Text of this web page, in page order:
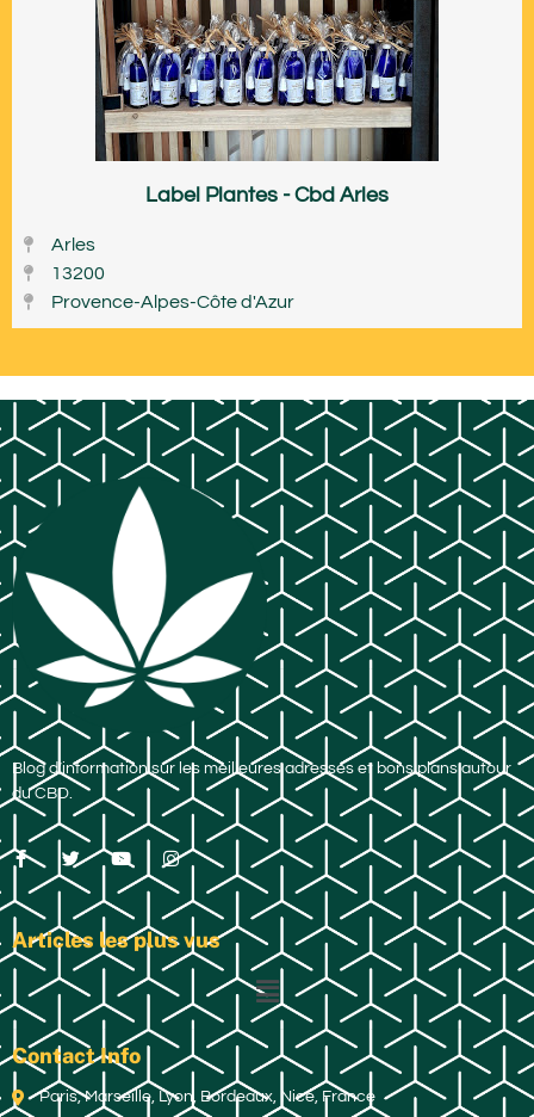
Label Plantes - Cbd Arles
Arles
13200
Provence-Alpes-Côte d'Azur
Blog d’information sur les meilleures adresses et bons plans autour
du CBD.
Articles les plus vus
Contact Info
Paris, Marseille, Lyon, Bordeaux, Nice, France